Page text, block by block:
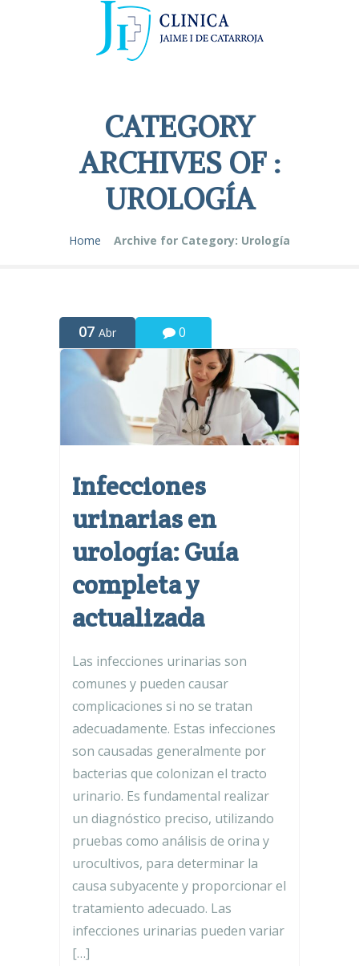
CATEGORY
ARCHIVES OF :
UROLOGÍA
Home Archive for Category: Urología
07 Abr 0
Infecciones
urinarias en
urología: Guía
completa y
actualizada
Las infecciones urinarias son
comunes y pueden causar
complicaciones si no se tratan
adecuadamente. Estas infecciones
son causadas generalmente por
bacterias que colonizan el tracto
urinario. Es fundamental realizar
un diagnóstico preciso, utilizando
pruebas como análisis de orina y
urocultivos, para determinar la
causa subyacente y proporcionar el
tratamiento adecuado. Las
infecciones urinarias pueden variar
[…]